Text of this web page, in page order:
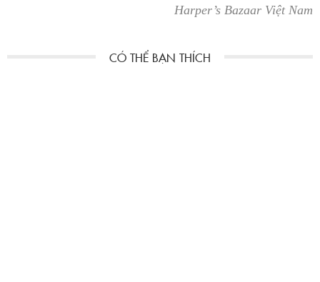
Harper’s Bazaar Việt Nam